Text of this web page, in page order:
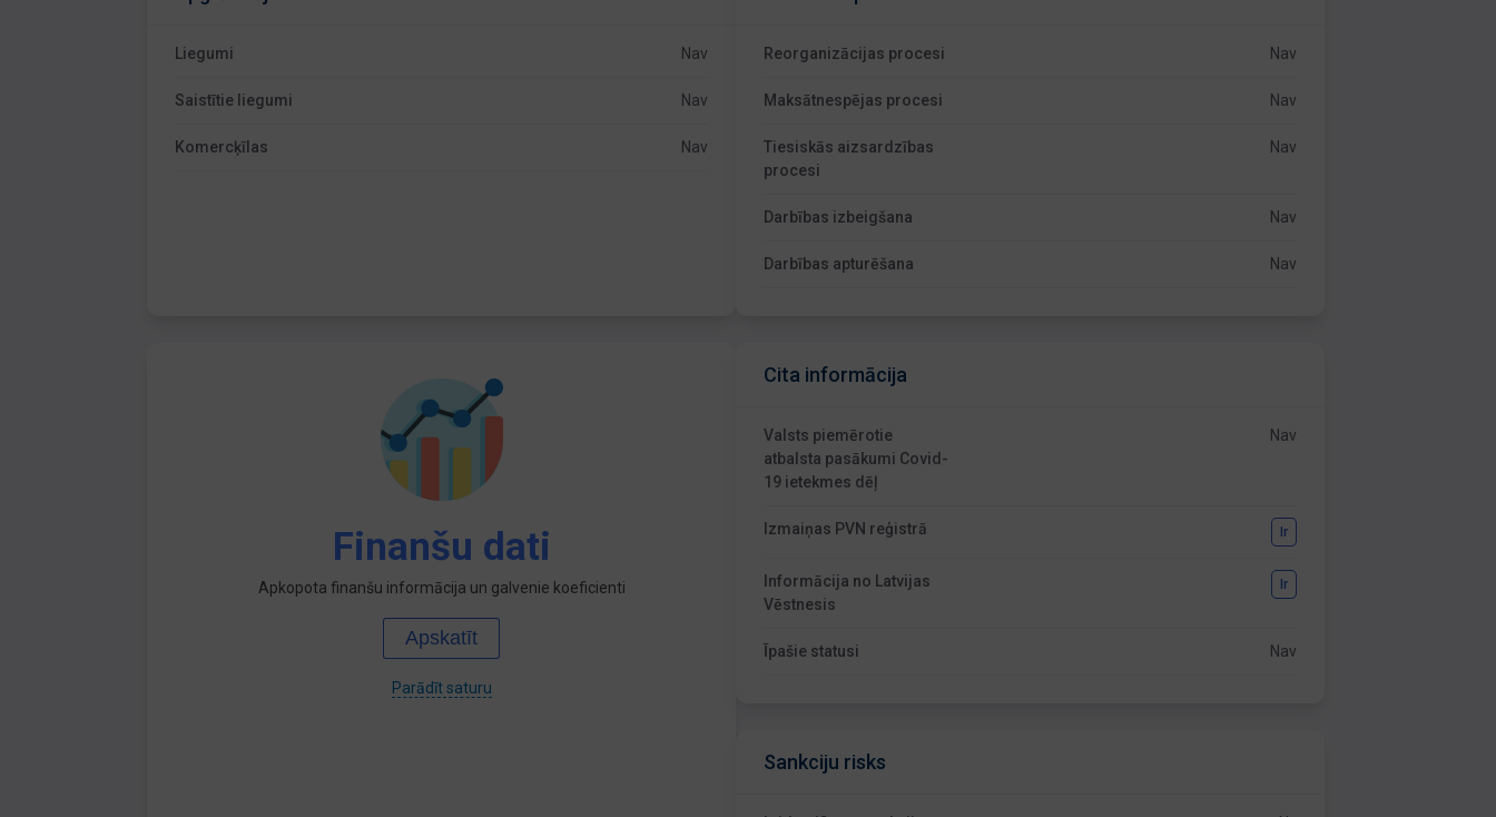
Liegumi Nav
Saistītie liegumi Nav
Komercķīlas Nav
Reorganizācijas procesi Nav
Maksātnespējas procesi Nav
Tiesiskās aizsardzības
procesi
Nav
Darbības izbeigšana Nav
Darbības apturēšana Nav
Finanšu dati
Apkopota finanšu informācija un galvenie koeficienti
Apskatīt
Parādīt saturu
Cita informācija
Valsts piemērotie
atbalsta pasākumi Covid-
19 ietekmes dēļ
Nav
Izmaiņas PVN reģistrā Ir
Informācija no Latvijas
Vēstnesis
Ir
Īpašie statusi Nav
Sankciju risks